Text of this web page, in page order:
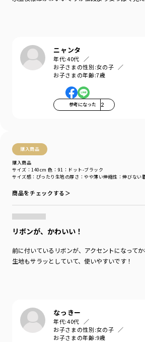
ニャンタ
年代:40代
お子さまの性別:女の子
お子さまの年齢:7歳
参考になった 2
購入商品
購入商品
サイズ感 ：ぴったり 生地の厚さ ：やや薄い伸縮性 ：伸びない
サイズ：140cm 色：91：ドット-ブラック
商品をチェックする＞
リボンが、かわいい！
前に付いているリボンが、アクセントになってか
生地もサラッとしていて、使いやすいです！
なっきー
年代:40代
お子さまの性別:女の子
お子さまの年齢:9歳
Relax…力を抜いて、くつろぐ
デイリーウェアをご提案する新レーベルで
-----
伸縮性：なし
透け感：なし
ポケット：あり
＃お揃い＃お揃いコーデ
＃ペア＃ペアコーデ
＃リンク＃リンクコーデ
＃ユニセックス
着用イメージ/カラー：93:花柄_ピンク
モデル：身長116.0cm 体重20.8kg
サイズ：サイズ130
ブランド ／
DRC branshes
／ アウトレット
カテゴリ
／ボトムス>ショートパン
カラー
／ホワイト